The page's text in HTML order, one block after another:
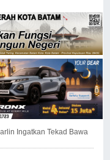
Ingatkan Tekad Bawa